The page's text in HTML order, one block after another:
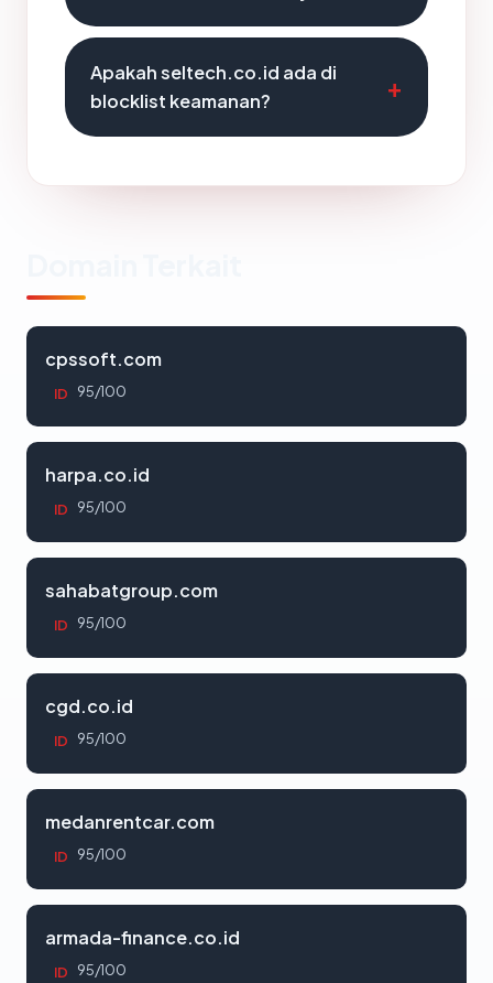
Apakah seltech.co.id ada di
blocklist keamanan?
cpssoft.com
ID 95/100
harpa.co.id
ID 95/100
sahabatgroup.com
ID 95/100
cgd.co.id
ID 95/100
medanrentcar.com
ID 95/100
armada-finance.co.id
ID 95/100